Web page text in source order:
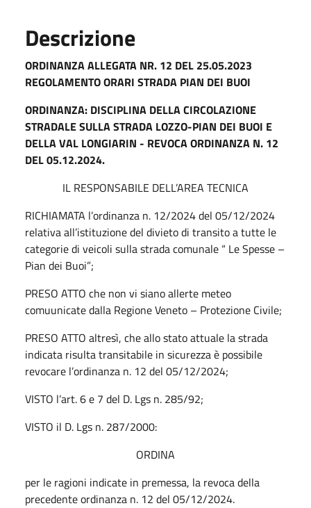
Descrizione
ORDINANZA ALLEGATA NR. 12 DEL 25.05.2023
REGOLAMENTO ORARI STRADA PIAN DEI BUOI
ORDINANZA: DISCIPLINA DELLA CIRCOLAZIONE
STRADALE SULLA STRADA LOZZO-PIAN DEI BUOI E
DELLA VAL LONGIARIN - REVOCA ORDINANZA N. 12
DEL 05.12.2024.
IL RESPONSABILE DELL’AREA TECNICA
RICHIAMATA l’ordinanza n. 12/2024 del 05/12/2024
relativa all’istituzione del divieto di transito a tutte le
categorie di veicoli sulla strada comunale “ Le Spesse –
Pian dei Buoi”;
PRESO ATTO che non vi siano allerte meteo
comuunicate dalla Regione Veneto – Protezione Civile;
PRESO ATTO altresì, che allo stato attuale la strada
indicata risulta transitabile in sicurezza è possibile
revocare l’ordinanza n. 12 del 05/12/2024;
VISTO l’art. 6 e 7 del D. Lgs n. 285/92;
VISTO il D. Lgs n. 287/2000:
ORDINA
per le ragioni indicate in premessa, la revoca della
precedente ordinanza n. 12 del 05/12/2024.